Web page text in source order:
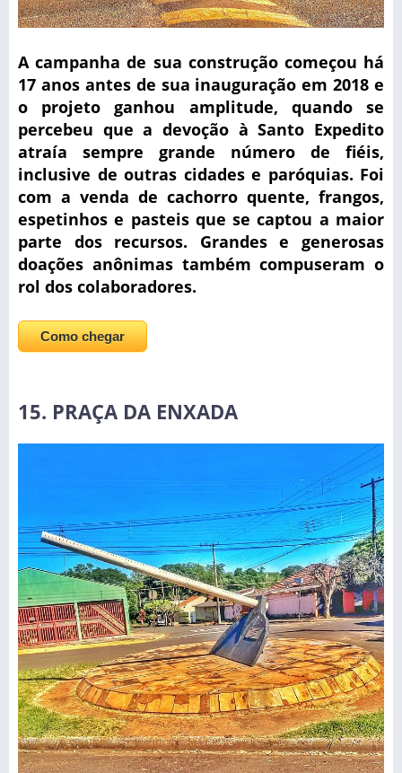
A campanha de sua construção começou há
17 anos antes de sua inauguração em 2018 e
o projeto ganhou amplitude, quando se
percebeu que a devoção à Santo Expedito
atraía sempre grande número de fiéis,
inclusive de outras cidades e paróquias. Foi
com a venda de cachorro quente, frangos,
espetinhos e pasteis que se captou a maior
parte dos recursos. Grandes e generosas
doações anônimas também compuseram o
rol dos colaboradores.
Como chegar
15. PRAÇA DA ENXADA